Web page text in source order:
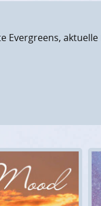
Evergreens,